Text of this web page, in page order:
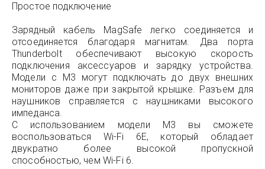
Простое подключение
Зарядный кабель MagSafe легко соединяется и
отсоединяется благодаря магнитам. Два порта
Thunderbolt обеспечивают высокую скорость
подключения аксессуаров и зарядку устройства.
Модели с M3 могут подключать до двух внешних
мониторов даже при закрытой крышке. Разъем для
наушников справляется с наушниками высокого
импеданса.
С использованием модели M3 вы сможете
воспользоваться Wi-Fi 6E, который обладает
двукратно более высокой пропускной
способностью, чем Wi-Fi 6.